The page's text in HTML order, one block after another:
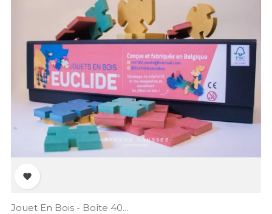

Jouet En Bois - Boîte 40...